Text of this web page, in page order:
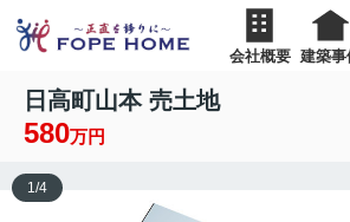
会社概要 建築事
日高町山本 売土地
580万円
1 /4